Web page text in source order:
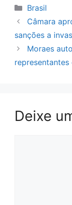
Categorias
Brasil
Câmara
sanções a
Moraes
representantes
Deixe